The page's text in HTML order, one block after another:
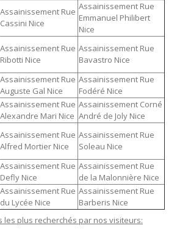
Assainissement Rue
Cassini Nice
Assainissement Rue
Emmanuel Philibert
Nice
Assainissement Rue
Ribotti Nice
Assainissement Rue
Bavastro Nice
Assainissement Rue
Auguste Gal Nice
Assainissement Rue
Fodéré Nice
Assainissement Rue
Alexandre Mari Nice
Assainissement Corné
André de Joly Nice
Assainissement Rue
Alfred Mortier Nice
Assainissement Rue
Soleau Nice
Assainissement Rue
Defly Nice
Assainissement Rue
de la Malonnière Nice
Assainissement Rue
du Lycée Nice
Assainissement Rue
Barberis Nice
les plus recherchés par nos visiteurs: